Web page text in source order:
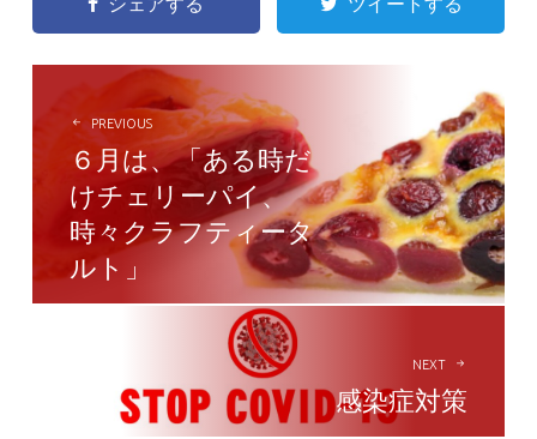
POST
NAVIGATION
PREVIOUS
６月は、「ある時だ
けチェリーパイ、
時々クラフティータ
ルト」
NEXT
感染症対策